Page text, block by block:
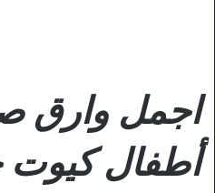
اجمل وارق
أطفال كيوت